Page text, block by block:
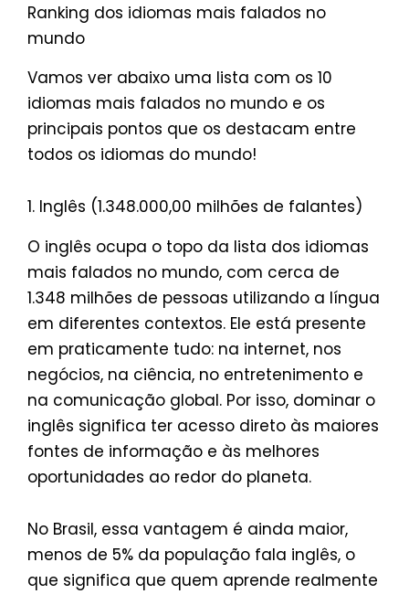
Ranking dos idiomas mais falados no
mundo
Vamos ver abaixo uma lista com os 10
idiomas mais falados no mundo e os
principais pontos que os destacam entre
todos os idiomas do mundo!
1. Inglês (1.348.000,00 milhões de falantes)
O inglês ocupa o topo da lista dos idiomas
mais falados no mundo, com cerca de
1.348 milhões de pessoas utilizando a língua
em diferentes contextos. Ele está presente
em praticamente tudo: na internet, nos
negócios, na ciência, no entretenimento e
na comunicação global. Por isso, dominar o
inglês significa ter acesso direto às maiores
fontes de informação e às melhores
oportunidades ao redor do planeta.
No Brasil, essa vantagem é ainda maior,
menos de 5% da população fala inglês, o
que significa que quem aprende realmente